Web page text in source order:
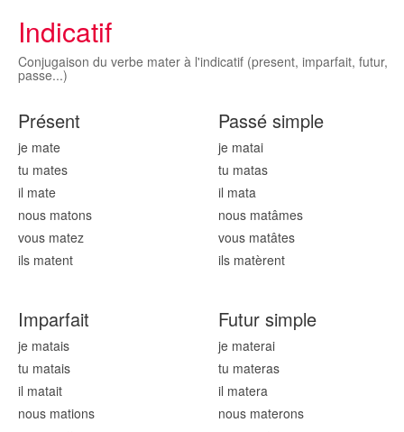
Indicatif
Conjugaison du verbe mater à l'indicatif (present, imparfait, futur,
passe...)
Présent
je mate
tu mates
il mate
nous matons
vous matez
ils matent
Passé simple
je matai
tu matas
il mata
nous matâmes
vous matâtes
ils matèrent
Imparfait
je matais
tu matais
il matait
nous mations
Futur simple
je materai
tu materas
il matera
nous materons